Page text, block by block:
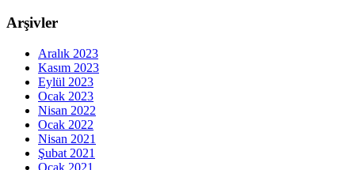
Arşivler
Aralık 2023
Kasım 2023
Eylül 2023
Ocak 2023
Nisan 2022
Ocak 2022
Nisan 2021
Şubat 2021
Ocak 2021